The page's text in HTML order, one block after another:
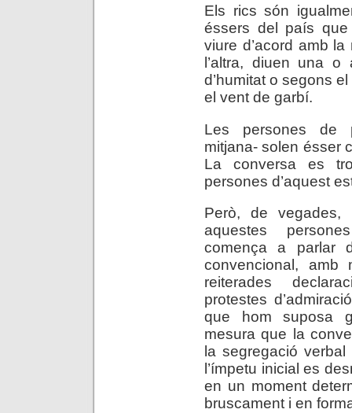
Els rics són
éssers del país que
viure d’acord amb
l’altra, diuen una o
d’humitat o segons
el vent de garbí.
Les persones de
mitjana- solen ésser
La conversa es
persones d’aquest
Però, de vegades,
aquestes
comença a parlar
convencional,
reiterades
protestes
que hom suposa
mesura que la
la segregació
l’ímpetu inicial es
en un moment
bruscament i en